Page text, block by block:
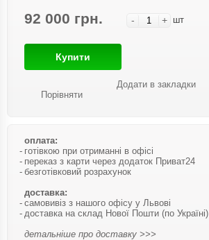
92 000 грн. - + шт
Купити
Порівняти
Додати в закладки
оплата:
готівкою при отриманні в офісі
переказ з карти через додаток Приват24
безготівковий розрахунок
доставка:
самовивіз з нашого офісу у Львові
доставка на склад Нової Пошти (по Україні)
детальніше про доставку >>>